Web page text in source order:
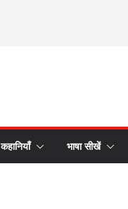
कहानियाँ भाषा सीखें